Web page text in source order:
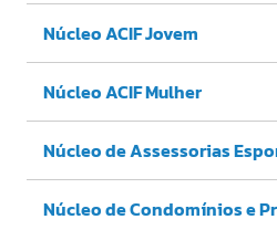
Núcleo ACIF Jovem
Núcleo ACIF Mulher
Núcleo de Assessorias
Núcleo de Condomínios e